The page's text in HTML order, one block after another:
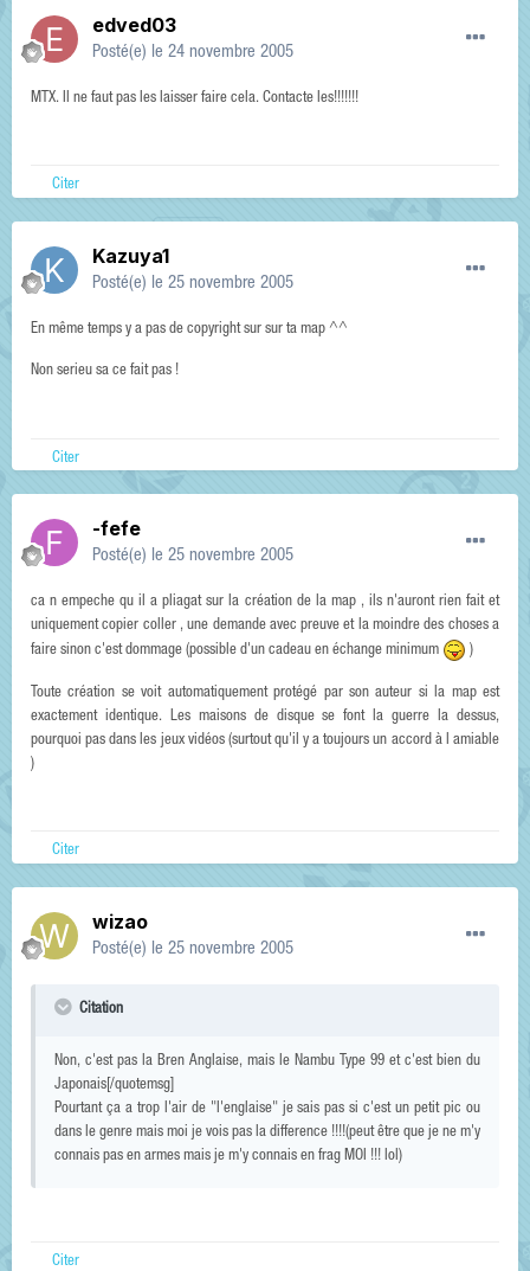
edved03
Posté(e) le 24 novembre 2005
MTX. Il ne faut pas les laisser faire cela. Contacte les!!!!!!!
Citer
Kazuya1
Posté(e) le 25 novembre 2005
En même temps y a pas de copyright sur sur ta map ^^
Non serieu sa ce fait pas !
Citer
-fefe
Posté(e) le 25 novembre 2005
ca n empeche qu il a pliagat sur la création de la map , ils n'auront rien fait et
uniquement copier coller , une demande avec preuve et la moindre des choses a
faire sinon c'est dommage (possible d'un cadeau en échange minimum
)
Toute création se voit automatiquement protégé par son auteur si la map est
exactement identique. Les maisons de disque se font la guerre la dessus,
pourquoi pas dans les jeux vidéos (surtout qu'il y a toujours un accord à l amiable
)
Citer
wizao
Posté(e) le 25 novembre 2005
Citation
Non, c'est pas la Bren Anglaise, mais le Nambu Type 99 et c'est bien du
Japonais[/quotemsg]
Pourtant ça a trop l'air de "l'englaise" je sais pas si c'est un petit pic ou
dans le genre mais moi je vois pas la difference !!!!(peut être que je ne m'y
connais pas en armes mais je m'y connais en frag MOI !!! lol)
Citer